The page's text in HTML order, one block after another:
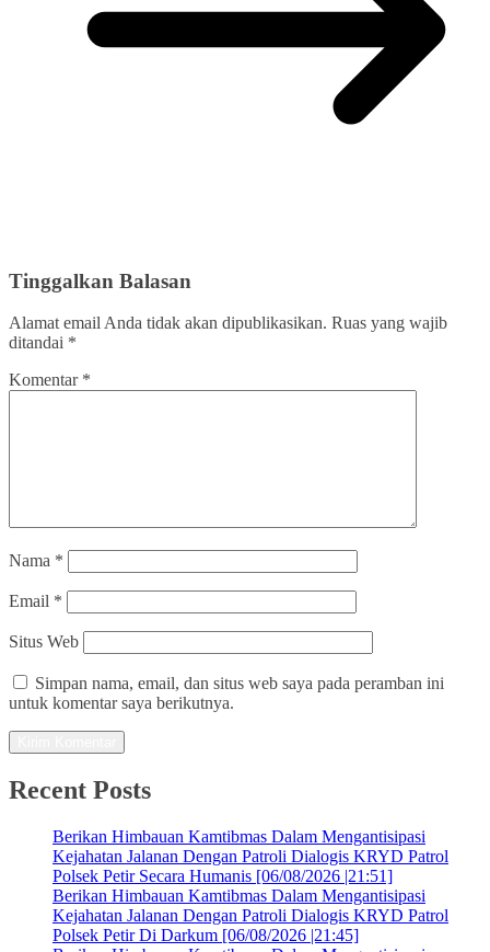
Tinggalkan Balasan
Alamat email Anda tidak akan dipublikasikan. Ruas yang wajib
ditandai *
Komentar *
Nama *
Email *
Situs Web
Simpan nama, email, dan situs web saya pada peramban ini
untuk komentar saya berikutnya.
Recent Posts
Berikan Himbauan Kamtibmas Dalam Mengantisipasi
Kejahatan Jalanan Dengan Patroli Dialogis KRYD Patrol
Polsek Petir Secara Humanis [06/08/2026 |21:51]
Berikan Himbauan Kamtibmas Dalam Mengantisipasi
Kejahatan Jalanan Dengan Patroli Dialogis KRYD Patrol
Polsek Petir Di Darkum [06/08/2026 |21:45]